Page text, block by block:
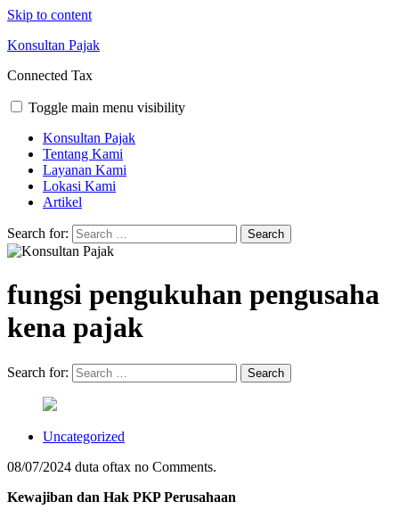
Skip to content
Konsultan Pajak
Connected Tax
Toggle main menu visibility
Konsultan Pajak
Tentang Kami
Layanan Kami
Lokasi Kami
Artikel
Search for:
fungsi pengukuhan pengusaha
kena pajak
Search for:
Uncategorized
08/07/2024 duta oftax no Comments.
Kewajiban dan Hak PKP Perusahaan